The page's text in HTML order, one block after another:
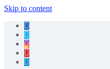
Skip to content